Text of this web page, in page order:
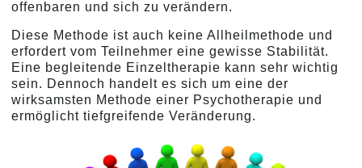
offenbaren und sich zu verändern.
Diese Methode ist auch keine Allheilmethode und
erfordert vom Teilnehmer eine gewisse Stabilität.
Eine begleitende Einzeltherapie kann sehr wichtig
sein. Dennoch handelt es sich um eine der
wirksamsten Methode einer Psychotherapie und
ermöglicht tiefgreifende Veränderung.